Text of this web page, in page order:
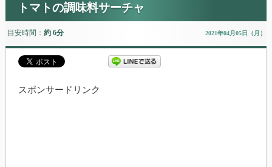
トマトの調味料サーチャ
目安時間： 約 6分 2021年04月05日（月）
スポンサードリンク